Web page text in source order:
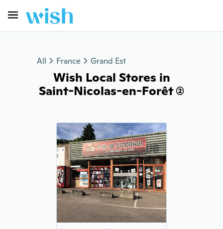
All France Grand Est
Wish Local Stores in
Saint-Nicolas-en-Forêt (2)